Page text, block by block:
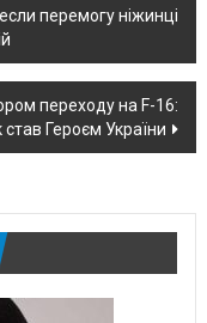
перемогу ніжинці
переходу на F-16:
Героєм України